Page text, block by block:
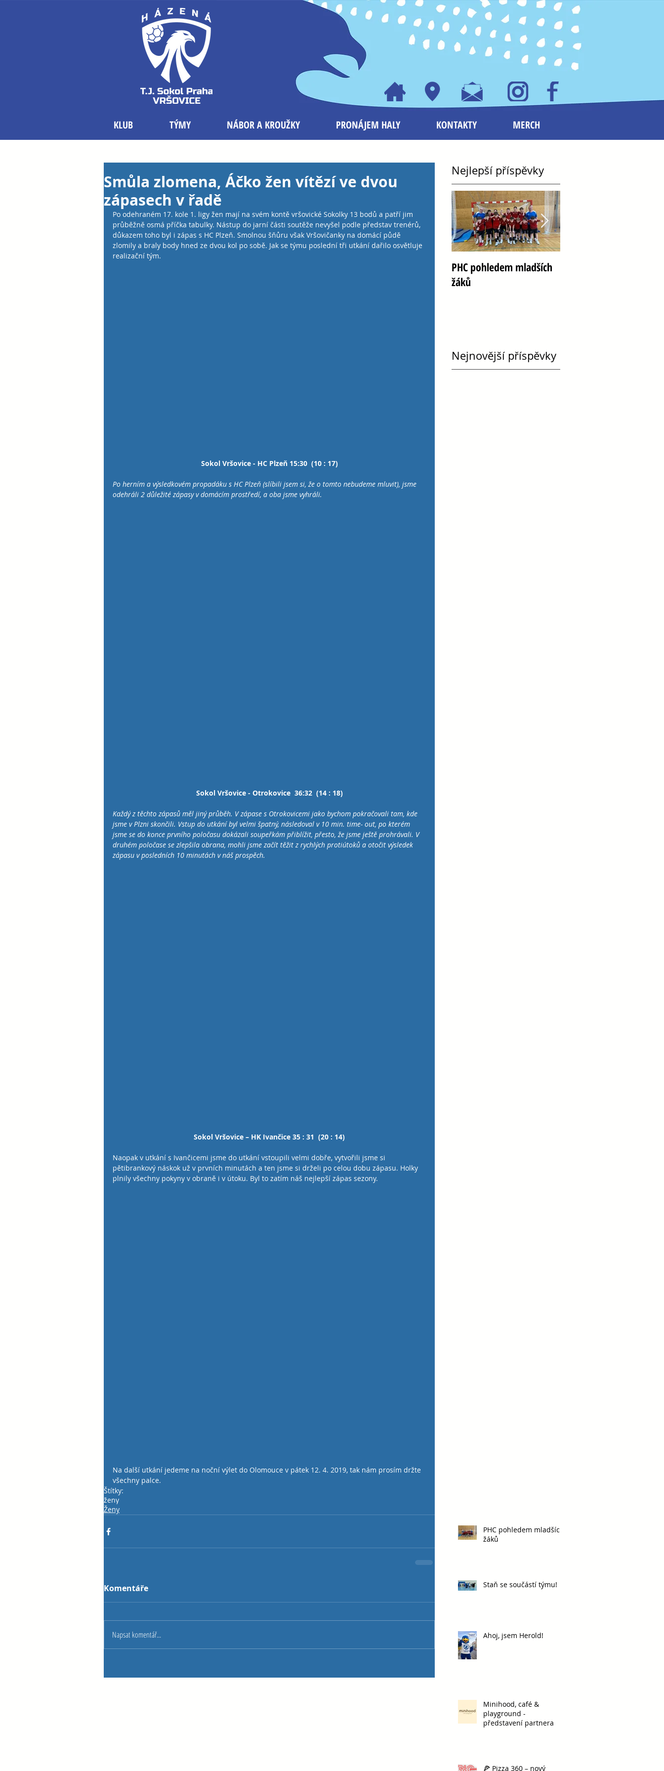
KLUB TÝMY NÁBOR A KROUŽKY PRONÁJEM HALY KONTAKTY MERCH
Smůla zlomena, Áčko žen vítězí ve dvou
zápasech v řadě
Po odehraném 17. kole 1. ligy žen mají na svém kontě vršovické Sokolky 13 bodů a patří jim
průběžně osmá příčka tabulky. Nástup do jarní části soutěže nevyšel podle představ trenérů,
důkazem toho byl i zápas s HC Plzeň. Smolnou šňůru však Vršovičanky na domácí půdě
zlomily a braly body hned ze dvou kol po sobě. Jak se týmu poslední tři utkání dařilo osvětluje
realizační tým.
Sokol Vršovice - HC Plzeň 15:30  (10 : 17)
Po herním a výsledkovém propadáku s HC Plzeň (slíbili jsem si, že o tomto nebudeme mluvit), jsme
odehráli 2 důležité zápasy v domácím prostředí, a oba jsme vyhráli.
Sokol Vršovice - Otrokovice  36:32  (14 : 18)
Každý z těchto zápasů měl jiný průběh. V zápase s Otrokovicemi jako bychom pokračovali tam, kde
jsme v Plzni skončili. Vstup do utkání byl velmi špatný, následoval v 10 min. time- out, po kterém
jsme se do konce prvního poločasu dokázali soupeřkám přiblížit, přesto, že jsme ještě prohrávali. V
druhém poločase se zlepšila obrana, mohli jsme začít těžit z rychlých protiútoků a otočit výsledek
zápasu v posledních 10 minutách v náš prospěch.
Sokol Vršovice – HK Ivančice 35 : 31  (20 : 14)
Naopak v utkání s Ivančicemi jsme do utkání vstoupili velmi dobře, vytvořili jsme si
pětibrankový náskok už v prvních minutách a ten jsme si drželi po celou dobu zápasu. Holky
plnily všechny pokyny v obraně i v útoku. Byl to zatím náš nejlepší zápas sezony.
Na další utkání jedeme na noční výlet do Olomouce v pátek 12. 4. 2019, tak nám prosím držte
všechny palce.
Štítky:
ženy
Ženy
Komentáře
Napsat komentář...
Nejlepší příspěvky
PHC pohledem mladších
žáků
Nejnovější příspěvky
PHC pohledem mladších
žáků
Staň se součástí týmu!
Ahoj, jsem Herold!
Minihood, café &
playground -
představení partnera
🍕 Pizza 360 – nový